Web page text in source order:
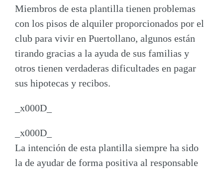
Miembros de esta plantilla tienen problemas
con los pisos de alquiler proporcionados por el
club para vivir en Puertollano, algunos están
tirando gracias a la ayuda de sus familias y
otros tienen verdaderas dificultades en pagar
sus hipotecas y recibos.
_x000D_
_x000D_
La intención de esta plantilla siempre ha sido
la de ayudar de forma positiva al responsable